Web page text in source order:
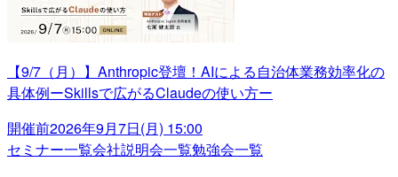
【9/7（月）】Anthropic登壇！AIによる自治体業務効率化の
具体例ーSkillsで広がるClaudeの使い方ー
開催前2026年9月7日(月) 15:00
セミナー一覧会社説明会一覧勉強会一覧